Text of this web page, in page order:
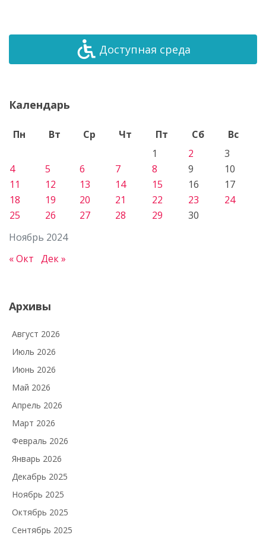
Доступная среда
Календарь
Ноябрь 2024
Пн Вт Ср Чт Пт Сб
Вс
1
2
3
4
5 6 7 8 9
10
11
12 13 14 15 16
17
18
19 20 21 22 23
24
25
26 27 28 29 30
« Окт Дек »
Архивы
Август 2026
Июль 2026
Июнь 2026
Май 2026
Апрель 2026
Март 2026
Февраль 2026
Январь 2026
Декабрь 2025
Ноябрь 2025
Октябрь 2025
Сентябрь 2025